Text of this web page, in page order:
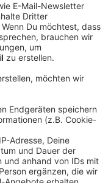
Aussage gerne ein.
Solidarität
Geschäftsführer
Menschen, die
gefunden